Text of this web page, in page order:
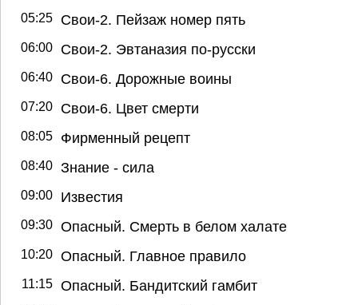
05:25 Свои-2. Пейзаж номер пять
06:00 Свои-2. Эвтаназия по-русски
06:40 Свои-6. Дорожные воины
07:20 Свои-6. Цвет смерти
08:05 Фирменный рецепт
08:40 Знание - сила
09:00 Известия
09:30 Опасный. Смерть в белом халате
10:20 Опасный. Главное правило
11:15 Опасный. Бандитский гамбит